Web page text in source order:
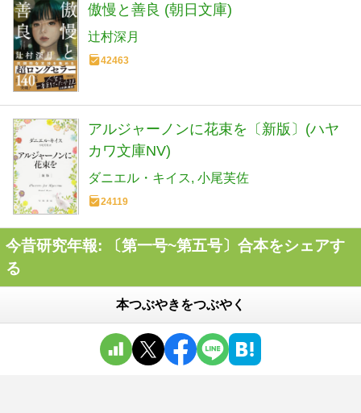
傲慢と善良 (朝日文庫)
辻村深月
42463
アルジャーノンに花束を〔新版〕(ハヤ
カワ文庫NV)
ダニエル・キイス 小尾芙佐
24119
今昔研究年報: 〔第一号~第五号〕合本をシェアす
る
本つぶやきをつぶやく